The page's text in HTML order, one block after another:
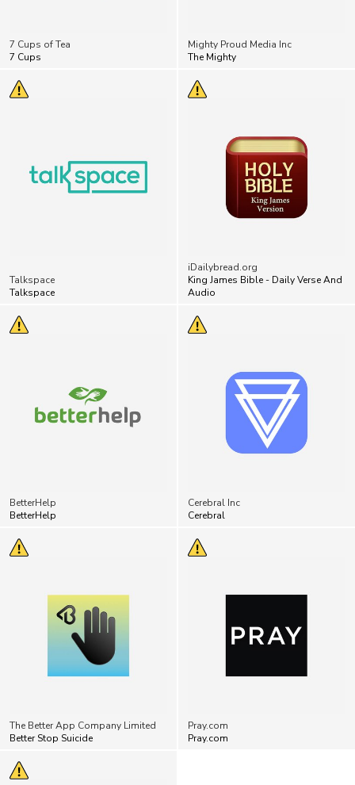
7 Cups of Tea
7 Cups
Mighty Proud Media Inc
The Mighty
Talkspace
Talkspace
iDailybread.org
King James Bible - Daily Verse And
Audio
BetterHelp
BetterHelp
Cerebral Inc
Cerebral
The Better App Company Limited
Better Stop Suicide
Pray.com
Pray.com